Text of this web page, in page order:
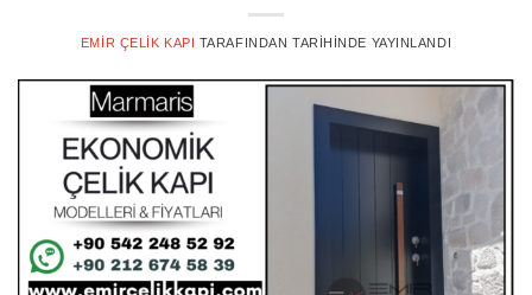
EMIR ÇELIK KAPI TARAFINDAN TARIHINDE YAYINLANDI